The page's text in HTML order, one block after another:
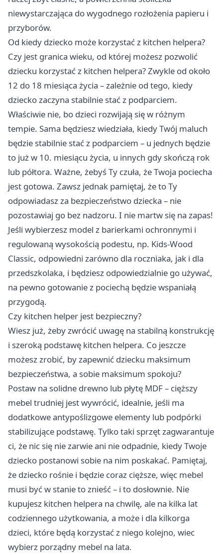
niewystarczająca do wygodnego rozłożenia papieru i
przyborów.
Od kiedy dziecko może korzystać z kitchen helpera?
Czy jest granica wieku, od której możesz pozwolić
dziecku korzystać z kitchen helpera? Zwykle od około
12 do 18 miesiąca życia – zależnie od tego, kiedy
dziecko zaczyna stabilnie stać z podparciem.
Właściwie nie, bo dzieci rozwijają się w różnym
tempie. Sama będziesz wiedziała, kiedy Twój maluch
będzie stabilnie stać z podparciem – u jednych będzie
to już w 10. miesiącu życia, u innych gdy skończą rok
lub półtora. Ważne, żebyś Ty czuła, że Twoja pociecha
jest gotowa. Zawsz jednak pamiętaj, że to Ty
odpowiadasz za bezpieczeństwo dziecka – nie
pozostawiaj go bez nadzoru. I nie martw się na zapas!
Jeśli wybierzesz model z barierkami ochronnymi i
regulowaną wysokością podestu, np. Kids-Wood
Classic, odpowiedni zarówno dla roczniaka, jak i dla
przedszkolaka, i będziesz odpowiedzialnie go używać,
na pewno gotowanie z pociechą będzie wspaniałą
przygodą.
Czy kitchen helper jest bezpieczny?
Wiesz już, żeby zwrócić uwagę na stabilną konstrukcję
i szeroką podstawę kitchen helpera. Co jeszcze
możesz zrobić, by zapewnić dziecku maksimum
bezpieczeństwa, a sobie maksimum spokoju?
Postaw na solidne drewno lub płytę MDF – cięższy
mebel trudniej jest wywrócić, idealnie, jeśli ma
dodatkowe antypoślizgowe elementy lub podpórki
stabilizujące podstawę. Tylko taki sprzęt zagwarantuje
ci, że nic się nie zarwie ani nie odpadnie, kiedy Twoje
dziecko postanowi sobie na nim poskakać. Pamiętaj,
że dziecko rośnie i będzie coraz cięższe, więc mebel
musi być w stanie to znieść – i to dosłownie. Nie
kupujesz kitchen helpera na chwilę, ale na kilka lat
codziennego użytkowania, a może i dla kilkorga
dzieci, które będą korzystać z niego kolejno, wiec
wybierz porządny mebel na lata.